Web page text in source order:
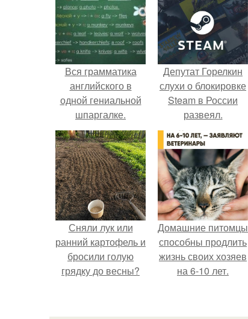
Вся грамматика
английского в
одной гениальной
шпаргалке.
Депутат Горелкин
слухи о блокировке
Steam в России
развеял.
Сняли лук или
ранний картофель и
бросили голую
грядку до весны?
Домашние питомцы
способны продлить
жизнь своих хозяев
на 6-10 лет.